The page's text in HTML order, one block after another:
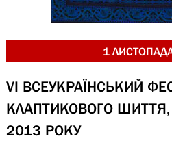
1
VI ВСЕУКРАЇНСЬКИЙ
КЛАПТИКОВОГО
2013 РОКУ